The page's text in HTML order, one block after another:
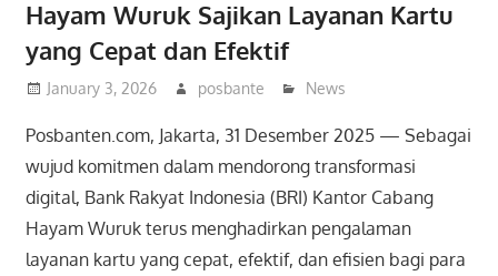
Hayam Wuruk Sajikan Layanan Kartu
yang Cepat dan Efektif
January 3, 2026 posbante News
Posbanten.com, Jakarta, 31 Desember 2025 — Sebagai
wujud komitmen dalam mendorong transformasi
digital, Bank Rakyat Indonesia (BRI) Kantor Cabang
Hayam Wuruk terus menghadirkan pengalaman
layanan kartu yang cepat, efektif, dan efisien bagi para